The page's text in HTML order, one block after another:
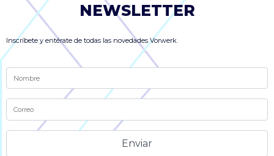
NEWSLETTER
Inscríbete y entérate de todas las novedades Vorwerk.